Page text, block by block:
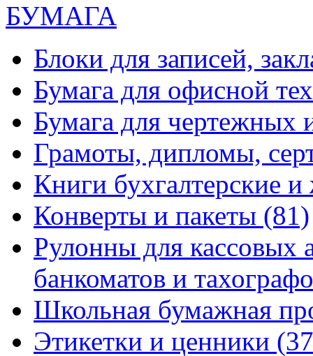
БУМАГА
Блоки для записей,
Бумага для офисной
Бумага для чертежных
Грамоты, дипломы,
Книги бухгалтерские
Конверты и пакеты (81)
Рулонны для кассовых
банкоматов и
Школьная бумажная
Этикетки и ценники